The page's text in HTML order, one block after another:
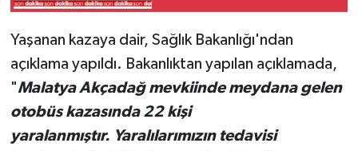
Yaşanan kazaya dair, Sağlık Bakanlığı'ndan
açıklama yapıldı. Bakanlıktan yapılan açıklamada,
"Malatya Akçadağ mevkiinde meydana gelen
otobüs kazasında 22 kişi
yaralanmıştır. Yaralılarımızın tedavisi